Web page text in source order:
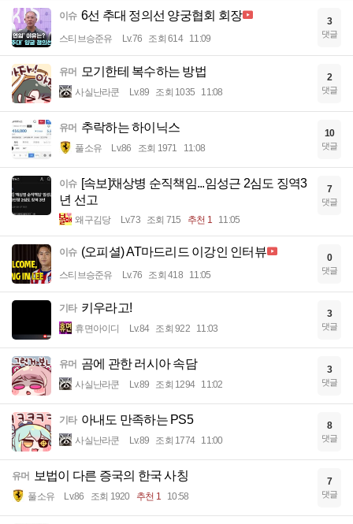
이슈 6선 추대 정의선 양궁협회 회장
스티브승준유 Lv.76 조회 614 11:09
3
댓글
유머 모기한테 복수하는 방법
사실난라쿤 Lv.89 조회 1035 11:08
2
댓글
유머 추락하는 하이닉스
풀소유 Lv.86 조회 1971 11:08
10
댓글
이슈
[속보]채상병 순직책임...임성근 2심도 징역3
년 선고
왜구김당 Lv.73 조회 715 추천 1 11:05
7
댓글
이슈 (오피셜) AT마드리드 이강인 인터뷰
스티브승준유 Lv.76 조회 418 11:05
0
댓글
기타 키우라고!
휴면아이디 Lv.84 조회 922 11:03
3
댓글
유머 곰에 관한 러시아 속담
사실난라쿤 Lv.89 조회 1294 11:02
3
댓글
기타 아내도 만족하는 PS5
사실난라쿤 Lv.89 조회 1774 11:00
8
댓글
유머 보법이 다른 증국의 한국 사칭
풀소유 Lv.86 조회 1920 추천 1 10:58
7
댓글